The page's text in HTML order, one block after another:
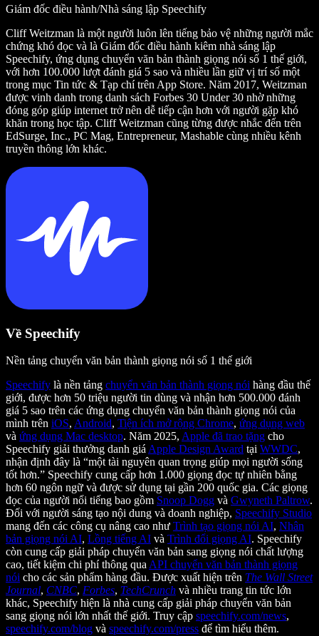
Giám đốc điều hành/Nhà sáng lập Speechify
Cliff Weitzman là một người luôn lên tiếng bảo vệ những người mắc
chứng khó đọc và là Giám đốc điều hành kiêm nhà sáng lập
Speechify, ứng dụng chuyển văn bản thành giọng nói số 1 thế giới,
với hơn 100.000 lượt đánh giá 5 sao và nhiều lần giữ vị trí số một
trong mục Tin tức & Tạp chí trên App Store. Năm 2017, Weitzman
được vinh danh trong danh sách Forbes 30 Under 30 nhờ những
đóng góp giúp internet trở nên dễ tiếp cận hơn với người gặp khó
khăn trong học tập. Cliff Weitzman cũng từng được nhắc đến trên
EdSurge, Inc., PC Mag, Entrepreneur, Mashable cùng nhiều kênh
truyền thông lớn khác.
Về Speechify
Nền tảng chuyển văn bản thành giọng nói số 1 thế giới
Speechify là nền tảng chuyển văn bản thành giọng nói hàng đầu thế
giới, được hơn 50 triệu người tin dùng và nhận hơn 500.000 đánh
giá 5 sao trên các ứng dụng chuyển văn bản thành giọng nói của
mình trên iOS, Android, Tiện ích mở rộng Chrome, ứng dụng web
và ứng dụng Mac desktop. Năm 2025, Apple đã trao tặng cho
Speechify giải thưởng danh giáApple Design Award tại WWDC,
nhận định đây là “một tài nguyên quan trọng giúp mọi người sống
tốt hơn.” Speechify cung cấp hơn 1.000 giọng đọc tự nhiên bằng
hơn 60 ngôn ngữ và được sử dụng tại gần 200 quốc gia. Các giọng
đọc của người nổi tiếng bao gồm Snoop Dogg và Gwyneth Paltrow.
Đối với người sáng tạo nội dung và doanh nghiệp, Speechify Studio
mang đến các công cụ nâng cao như Trình tạo giọng nói AI, Nhân
bản giọng nói AI, Lồng tiếng AI và Trình đổi giọng AI. Speechify
còn cung cấp giải pháp chuyển văn bản sang giọng nói chất lượng
cao, tiết kiệm chi phí thông quaAPI chuyển văn bản thành giọng
nói cho các sản phẩm hàng đầu. Được xuất hiện trên The Wall Street
Journal, CNBC, Forbes, TechCrunch và nhiều trang tin tức lớn
khác, Speechify hiện là nhà cung cấp giải pháp chuyển văn bản
sang giọng nói lớn nhất thế giới. Truy cập speechify.com/news,
speechify.com/blog và speechify.com/press để tìm hiểu thêm.